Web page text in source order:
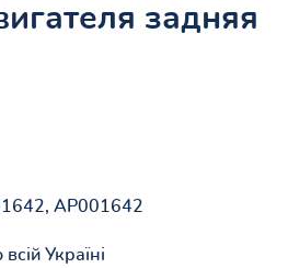
задняя
AP001642
Україні